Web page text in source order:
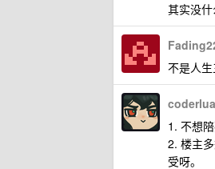
其实没
不是人生
1. 不想
2. 楼主
受呀。